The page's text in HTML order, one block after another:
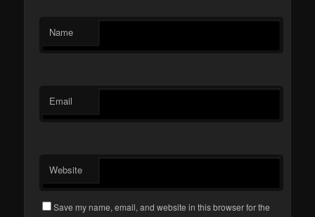
Name
Email
Website
Save my name, email, and website in this browser for the